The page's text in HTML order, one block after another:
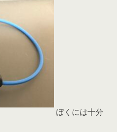
ぼくには十分